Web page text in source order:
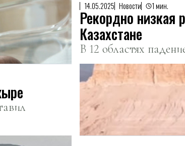
14.05.2025 Новости 1 мин.
Рекордно низкая
Казахстане
В 12 областях